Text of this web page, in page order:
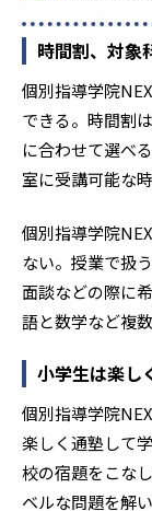
時間割、対象
個別指導学院
できる。時間割
に合わせて選べ
室に受講可能な
個別指導学院
ない。授業で扱
面談などの際に
語と数学など複
小学生は楽し
個別指導学院
楽しく通塾して
校の宿題をこな
ベルな問題を解